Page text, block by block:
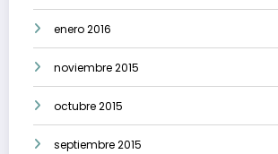
enero 2016
noviembre 2015
octubre 2015
septiembre 2015